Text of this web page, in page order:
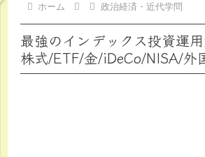
ホーム 政治経済・近代学問
最強のインデックス投資運
株式/ETF/金/iDeCo/NISA/外